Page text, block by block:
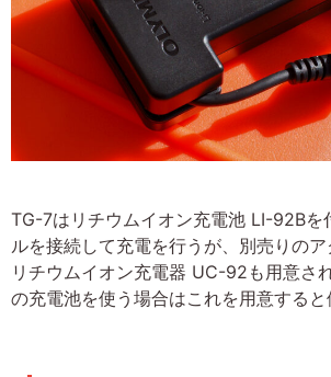
TG-7はリチウムイオン充電池 LI-92Bを
ルを接続して充電を行うが、別売りの
リチウムイオン充電器 UC-92も用意さ
の充電池を使う場合はこれを用意すると